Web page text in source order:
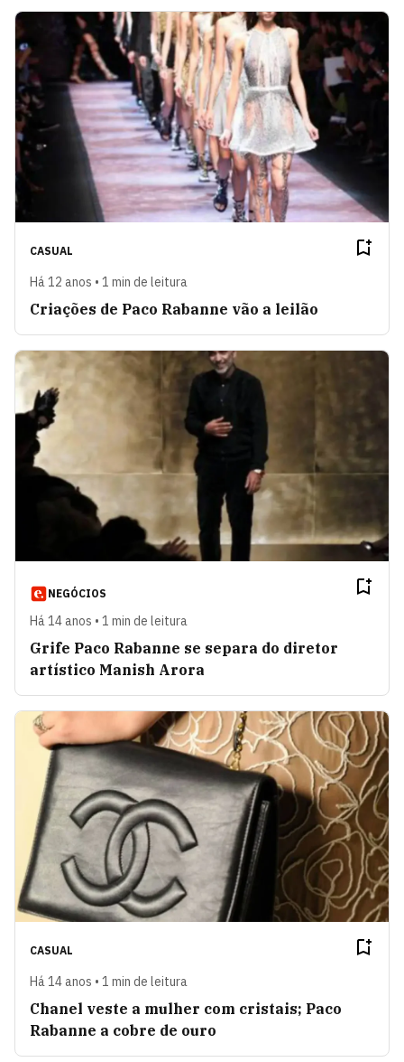
CASUAL
Há 12 anos • 1 min de leitura
Criações de Paco Rabanne vão a leilão
NEGÓCIOS
Há 14 anos • 1 min de leitura
Grife Paco Rabanne se separa do diretor
artístico Manish Arora
CASUAL
Há 14 anos • 1 min de leitura
Chanel veste a mulher com cristais; Paco
Rabanne a cobre de ouro